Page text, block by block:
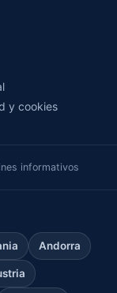
y cookies
informativos
Andorra